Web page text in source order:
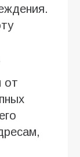
от